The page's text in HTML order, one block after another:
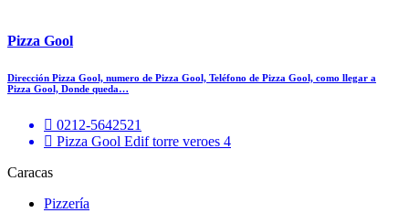
Pizza Gool
Dirección Pizza Gool, numero de Pizza Gool, Teléfono de Pizza Gool, como llegar a
Pizza Gool, Donde queda…
0212-5642521
Pizza Gool Edif torre veroes 4
Caracas
Pizzería